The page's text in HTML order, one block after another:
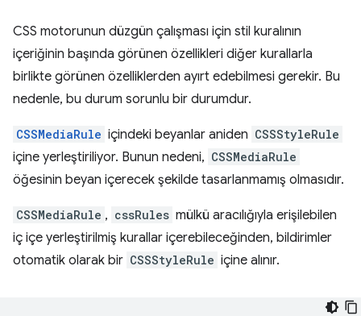
CSS motorunun düzgün çalışması için stil kuralının
içeriğinin başında görünen özellikleri diğer kurallarla
birlikte görünen özelliklerden ayırt edebilmesi gerekir. Bu
nedenle, bu durum sorunlu bir durumdur.
CSSMediaRule içindeki beyanlar aniden CSSStyleRule
içine yerleştiriliyor. Bunun nedeni, CSSMediaRule
öğesinin beyan içerecek şekilde tasarlanmamış olmasıdır.
CSSMediaRule , cssRules mülkü aracılığıyla erişilebilen
iç içe yerleştirilmiş kurallar içerebileceğinden, bildirimler
otomatik olarak bir CSSStyleRule içine alınır.